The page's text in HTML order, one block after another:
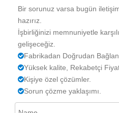
Bir sorunuz varsa bugün
hazırız.
İşbirliğinizi memnuniyetle
gelişeceğiz.
Fabrikadan Doğrudan
Yüksek kalite, Rekabetçi
Kişiye özel çözümler.
Sorun çözme yaklaşımı.